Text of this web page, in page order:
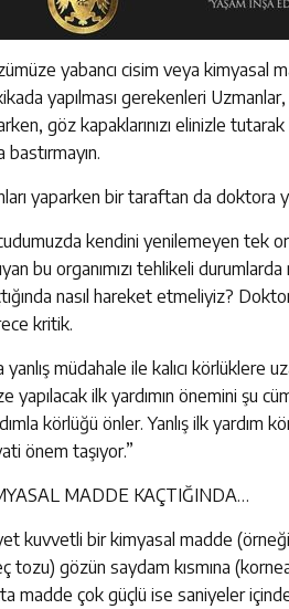
yabancı cisim veya kimyasal
yapılması gerekenleri
göz kapaklarınızı elinizle
bastırmayın.
yaparken bir taraftan da doktora
kendini yenilemeyen tek
bu organımızı tehlikeli
nasıl hareket etmeliyiz?
kritik.
yanlış müdahale ile kalıcı körlüklere
yapılacak ilk yardımın önemini şu
körlüğü önler. Yanlış ilk
önem taşıyor.”
MADDE KAÇTIĞINDA…
kuvvetli bir kimyasal madde
tozu) gözün saydam kısmına
madde çok güçlü ise saniyeler